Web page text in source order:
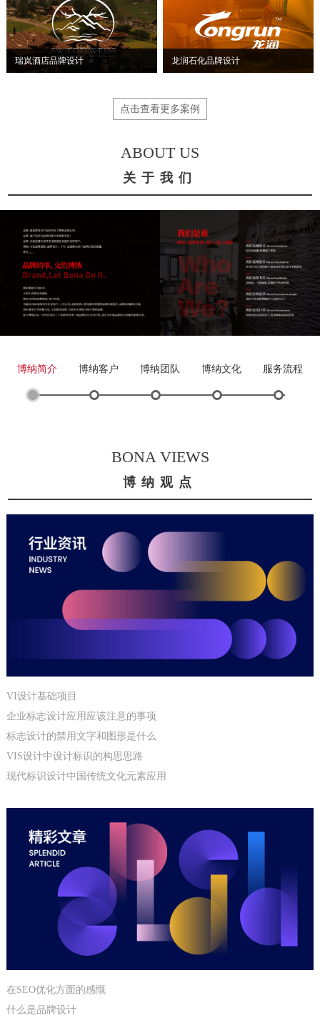
瑞岚酒店品牌设计 龙润石化品牌设计
点击查看更多案例
ABOUT US
关于我们
博纳简介 博纳客户 博纳团队 博纳文化 服务流程
BONA VIEWS
博纳观点
VI设计基础项目
企业标志设计应用应该注意的事项
标志设计的禁用文字和图形是什么
VIS设计中设计标识的构思思路
现代标识设计中国传统文化元素应用
在SEO优化方面的感慨
什么是品牌设计